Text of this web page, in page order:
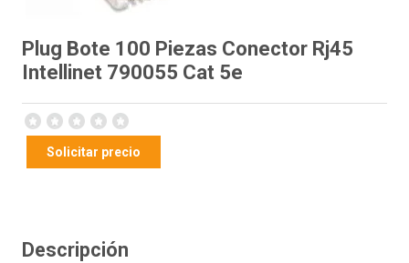
Plug Bote 100 Piezas Conector Rj45
Intellinet 790055 Cat 5e
Solicitar precio
Descripción